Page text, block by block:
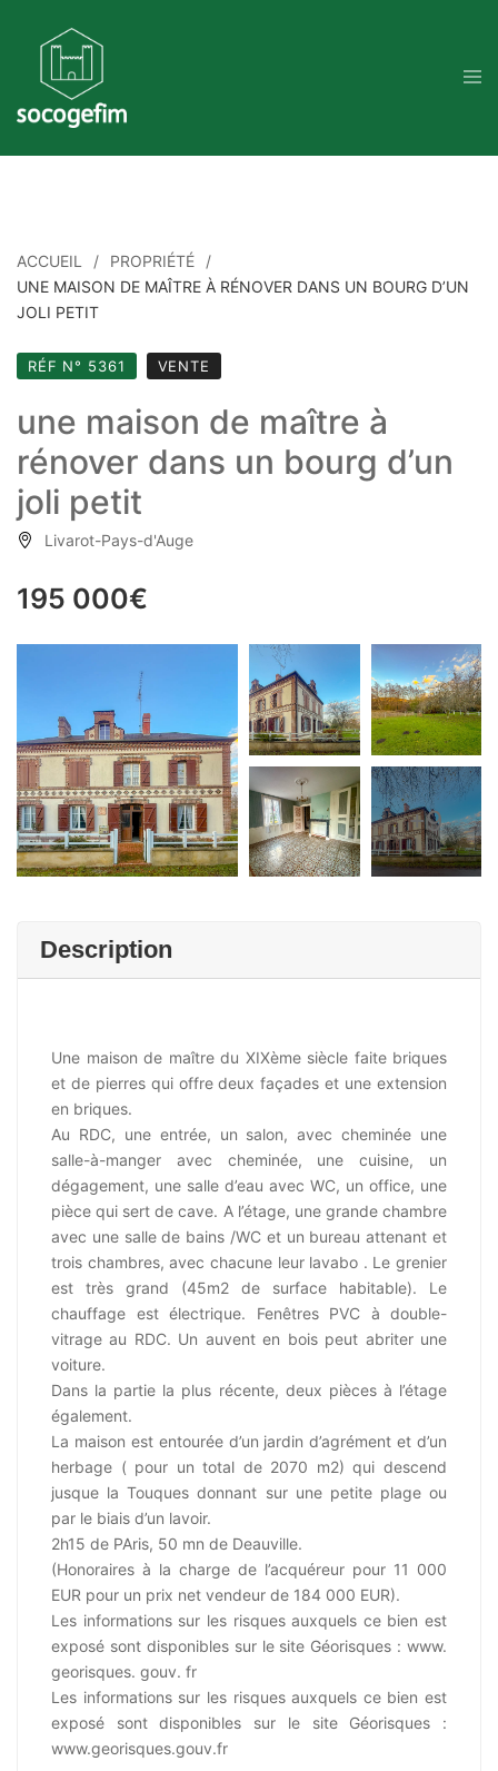
content
ACCUEIL
PROPRIÉTÉ
UNE MAISON DE MAÎTRE À RÉNOVER DANS UN BOURG D’UN
JOLI PETIT
RÉF N° 5361 VENTE
une maison de maître à
rénover dans un bourg d’un
joli petit
Livarot-Pays-d'Auge
195 000€
+9
Description
Une maison de maître du XIXème siècle faite briques
et de pierres qui offre deux façades et une extension
en briques.
Au RDC, une entrée, un salon, avec cheminée une
salle-à-manger avec cheminée, une cuisine, un
dégagement, une salle d’eau avec WC, un office, une
pièce qui sert de cave. A l’étage, une grande chambre
avec une salle de bains /WC et un bureau attenant et
trois chambres, avec chacune leur lavabo . Le grenier
est très grand (45m2 de surface habitable). Le
chauffage est électrique. Fenêtres PVC à double-
vitrage au RDC. Un auvent en bois peut abriter une
voiture.
Dans la partie la plus récente, deux pièces à l’étage
également.
La maison est entourée d’un jardin d’agrément et d’un
herbage ( pour un total de 2070 m2) qui descend
jusque la Touques donnant sur une petite plage ou
par le biais d’un lavoir.
2h15 de PAris, 50 mn de Deauville.
(Honoraires à la charge de l’acquéreur pour 11 000
EUR pour un prix net vendeur de 184 000 EUR).
Les informations sur les risques auxquels ce bien est
exposé sont disponibles sur le site Géorisques : www.
georisques. gouv. fr
Les informations sur les risques auxquels ce bien est
exposé sont disponibles sur le site Géorisques :
www.georisques.gouv.fr